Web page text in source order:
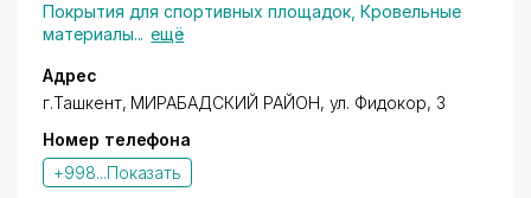
Покрытия для спортивных площадок ,Кровельные
материалы... ещё
Адрес
г.Ташкент, МИРАБАДСКИЙ РАЙОН, ул. Фидокор, 3
Номер телефона
+998...Показать